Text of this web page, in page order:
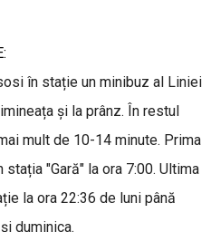
în stație un minibuz al Liniei
și la prânz. În restul
mult de 10-14 minute. Prima
"Gară" la ora 7:00. Ultima
la ora 22:36 de luni până
duminica.